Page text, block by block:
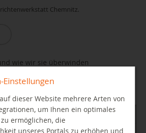
Chemnitz.
wie wir sie überwinden
Einstellungen
dieser Website mehrere Arten von
um Ihnen ein optimales
ermöglichen, die
unseres Portals zu erhöhen und